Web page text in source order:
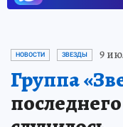
НОВОСТИ ЗВЕЗДЫ 9
Группа